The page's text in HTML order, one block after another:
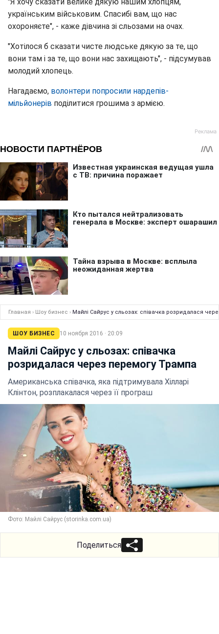
українським військовим. Спасибі вам, що нас
охороняєте", - каже дівчина зі сльозами на очах.
"Хотілося б сказати чисте людське дякую за те, що
вони там і за те, що вони нас захищають", - підсумував
молодий хлопець.
Нагадаємо, волонтери попросили нардепів-
мільйонерів поділитися грошима з армією.
Главная › Шоу бизнес › Майлі Сайрус у сльозах: співачка розридалася
ШОУ БИЗНЕС 10 ноября 2016 · 20:09
Майлі Сайрус у сльозах: співачка
розридалася через перемогу Трампа
Американська співачка, яка підтримувала Хілларі
Клінтон, розплакалася через її програш
Фото: Майлі Сайрус (storinka.com.ua)
Поделиться